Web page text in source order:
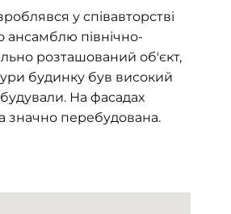
у співавторстві
ансамблю північно-
розташований об'єкт,
будинку був високий
На фасадах
значно перебудована.